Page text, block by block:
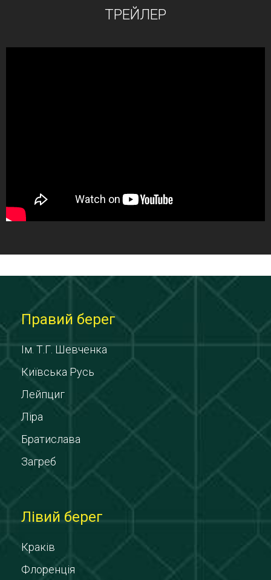
ТРЕЙЛЕР
Правий берег
Ім. Т.Г. Шевченка
Київська Русь
Лейпциг
Ліра
Братислава
Загреб
Лівий берег
Краків
Флоренція